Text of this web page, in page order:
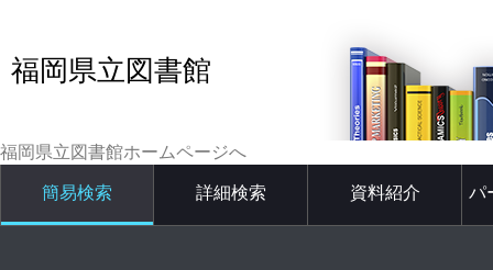
福岡県立図書館
福岡県立図書館ホームページへ
簡易検索 詳細検索 資料紹介 パ